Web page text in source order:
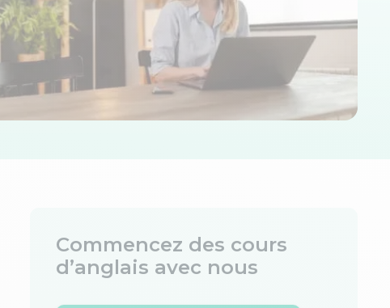
Commencez des cours
d’anglais avec nous